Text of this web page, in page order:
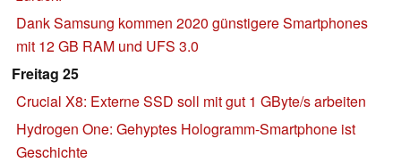
Dank Samsung kommen 2020 günstigere Smartphones
mit 12 GB RAM und UFS 3.0
Freitag 25
Crucial X8: Externe SSD soll mit gut 1 GByte/s arbeiten
Hydrogen One: Gehyptes Hologramm-Smartphone ist
Geschichte